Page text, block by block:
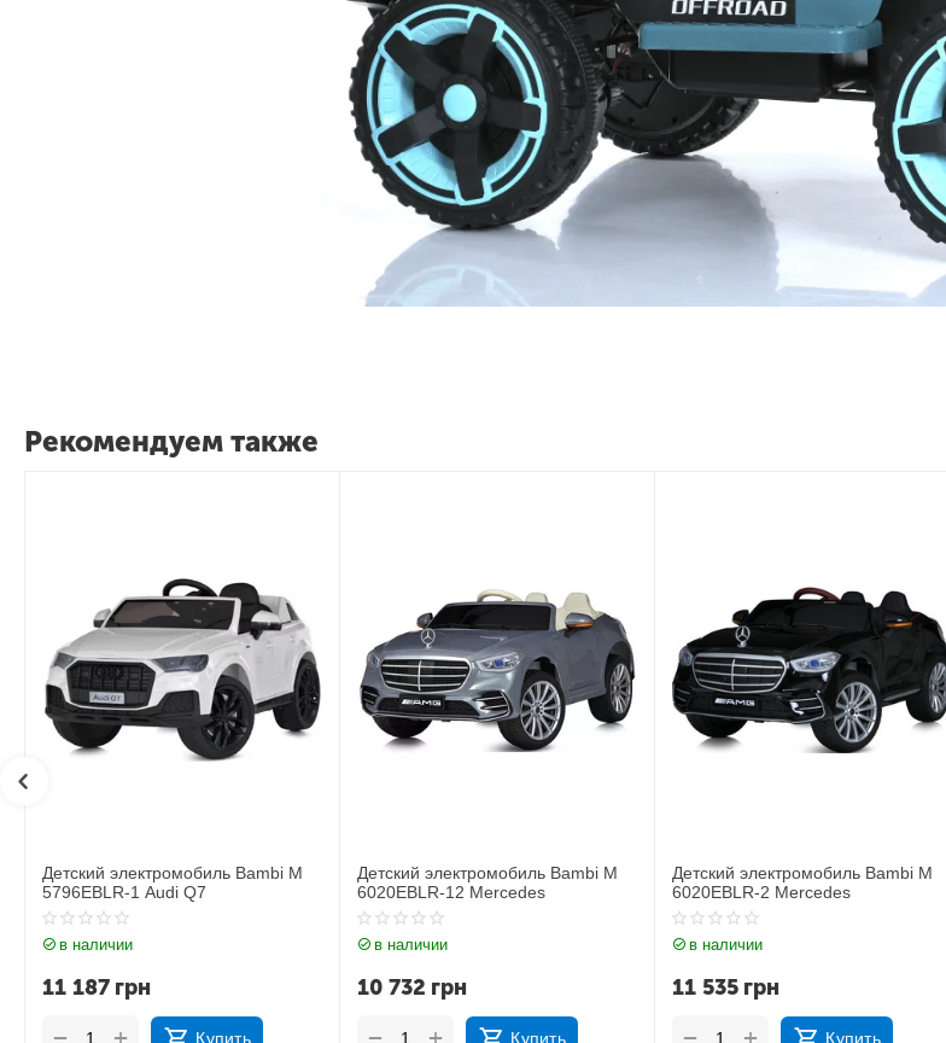
Рекомендуем также
Детский электромобиль Bambi M
6020EBLR-12 Mercedes
в наличии
10 732 грн
Купить
+
−
Детский электромобиль Bambi M
6020EBLR-2 Mercedes
в наличии
11 535 грн
Купить
+
−
Детский электромобиль Джип Land
Rover M 4418EBLR-1
в наличии
10 969грн
Купить
+
−